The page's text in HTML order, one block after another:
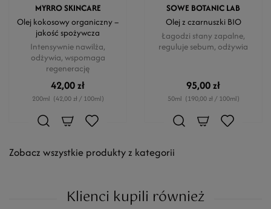
MYRRO SKINCARE
Olej kokosowy organiczny –
jakość spożywcza
Intensywnie nawilża,
odżywia, wspomaga
regenerację
42,00 zł
200ml (42,00 zł / 100ml)
SOWE BOTANIC LAB
Olej z czarnuszki BIO
Łagodzi stany zapalne,
reguluje sebum, odżywia
95,00 zł
50ml (190,00 zł / 100ml)
Zobacz wszystkie produkty z kategorii
Klienci kupili również